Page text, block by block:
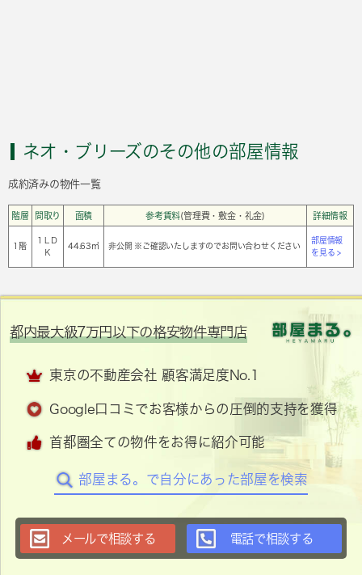
ネオ・ブリーズのその他の部屋情報
成約済みの物件一覧
階層 間取り 面積 参考賃料(管理費・敷金・礼金) 詳細情報
1階
1ＬＤ
Ｋ
44.63㎡ 非公開 ※ご確認いたしますのでお問い合わせください
部屋情報
を見る >
都内最大級7万円以下の格安物件専門店
東京の不動産会社 顧客満足度No.1
Google口コミでお客様からの圧倒的支持を獲得
首都圏全ての物件をお得に紹介可能
部屋まる。で自分にあった部屋を検索
メールで相談する 電話で相談する